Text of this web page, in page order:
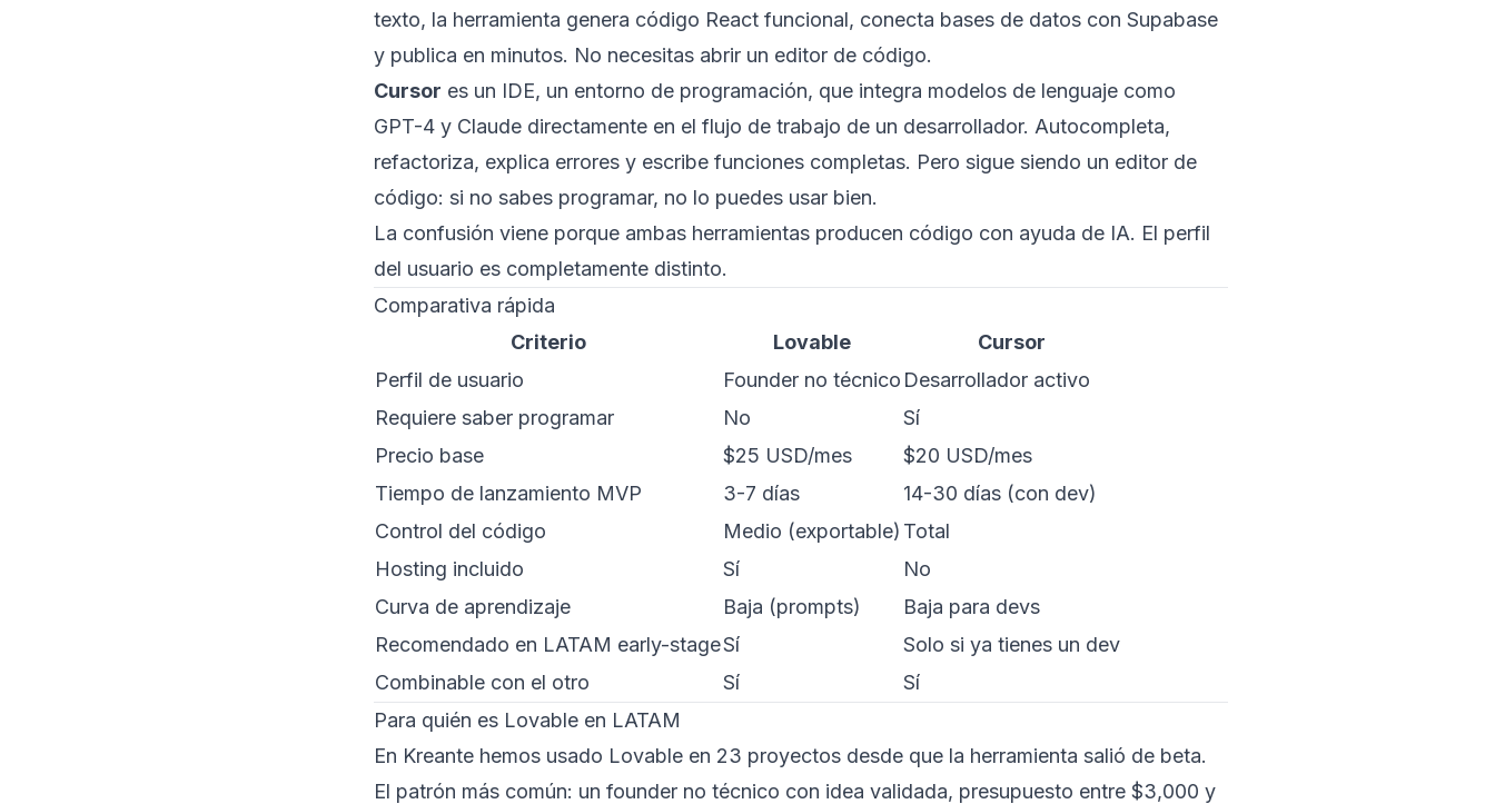
texto, la herramienta genera código React funcional, conecta bases de datos con Supabase
y publica en minutos. No necesitas abrir un editor de código.
Cursor es un IDE, un entorno de programación, que integra modelos de lenguaje como
GPT-4 y Claude directamente en el flujo de trabajo de un desarrollador. Autocompleta,
refactoriza, explica errores y escribe funciones completas. Pero sigue siendo un editor de
código: si no sabes programar, no lo puedes usar bien.
La confusión viene porque ambas herramientas producen código con ayuda de IA. El perfil
del usuario es completamente distinto.
Comparativa rápida
Criterio
Lovable
Cursor
Perfil de usuario
Founder no técnico Desarrollador activo
Requiere saber programar
No
Sí
Precio base
$25 USD/mes
$20 USD/mes
Tiempo de lanzamiento MVP
3-7 días
14-30 días (con dev)
Control del código
Medio (exportable) Total
Hosting incluido
Sí
No
Curva de aprendizaje
Baja (prompts)
Baja para devs
Recomendado en LATAM early-stageSí
Solo si ya tienes un dev
Combinable con el otro
Sí
Sí
Para quién es Lovable en LATAM
En Kreante hemos usado Lovable en 23 proyectos desde que la herramienta salió de beta.
El patrón más común: un founder no técnico con idea validada, presupuesto entre $3,000 y